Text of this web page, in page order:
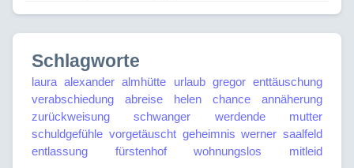
Schlagworte
laura alexander almhütte urlaub gregor enttäuschung
verabschiedung
abreise helen chance
annäherung
zurückweisung
schwanger
werdende mutter
schuldgefühle vorgetäuscht geheimnis werner saalfeld
entlassung
fürstenhof wohnungslos mitleid